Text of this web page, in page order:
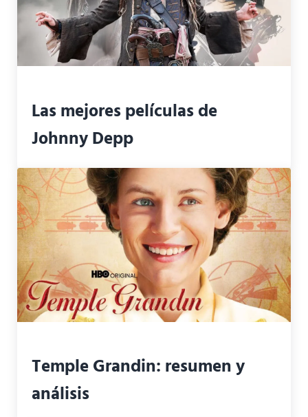
Las mejores películas de
Johnny Depp
Temple Grandin: resumen y
análisis